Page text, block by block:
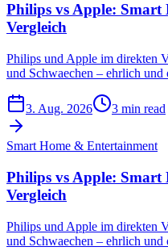
Philips vs Apple:
Vergleich
Philips und Apple im direkten
und Schwaechen – ehrlich und
3. Aug. 2026 3 min read
Smart Home & Entertainment
Philips vs Apple:
Vergleich
Philips und Apple im direkten
und Schwaechen – ehrlich und